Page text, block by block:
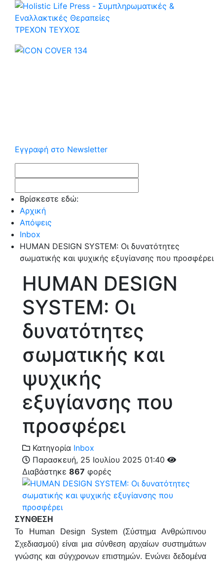
ΤΡΕΧOΝ ΤΕΥΧΟΣ
Εγγραφή στο Newsletter
Βρίσκεστε εδώ:
Αρχική
Απόψεις
Inbox
HUMAN DESIGN SYSTEM: Οι δυνατότητες
σωματικής και ψυχικής εξυγίανσης που προσφέρει
HUMAN DESIGN
SYSTEM: Οι
δυνατότητες
σωματικής και
ψυχικής
εξυγίανσης που
προσφέρει
Κατηγορία Inbox
Παρασκευή, 25 Ιουλίου 2025 01:40
Διαβάστηκε 867 φορές
ΣΥΝΘΕΣΗ
Το Human Design System (Σύστημα Ανθρώπινου
Σχεδιασμού) είναι μια σύνθεση αρχαίων συστημάτων
γνώσης και σύγχρονων επιστημών. Ενώνει δεδομένα